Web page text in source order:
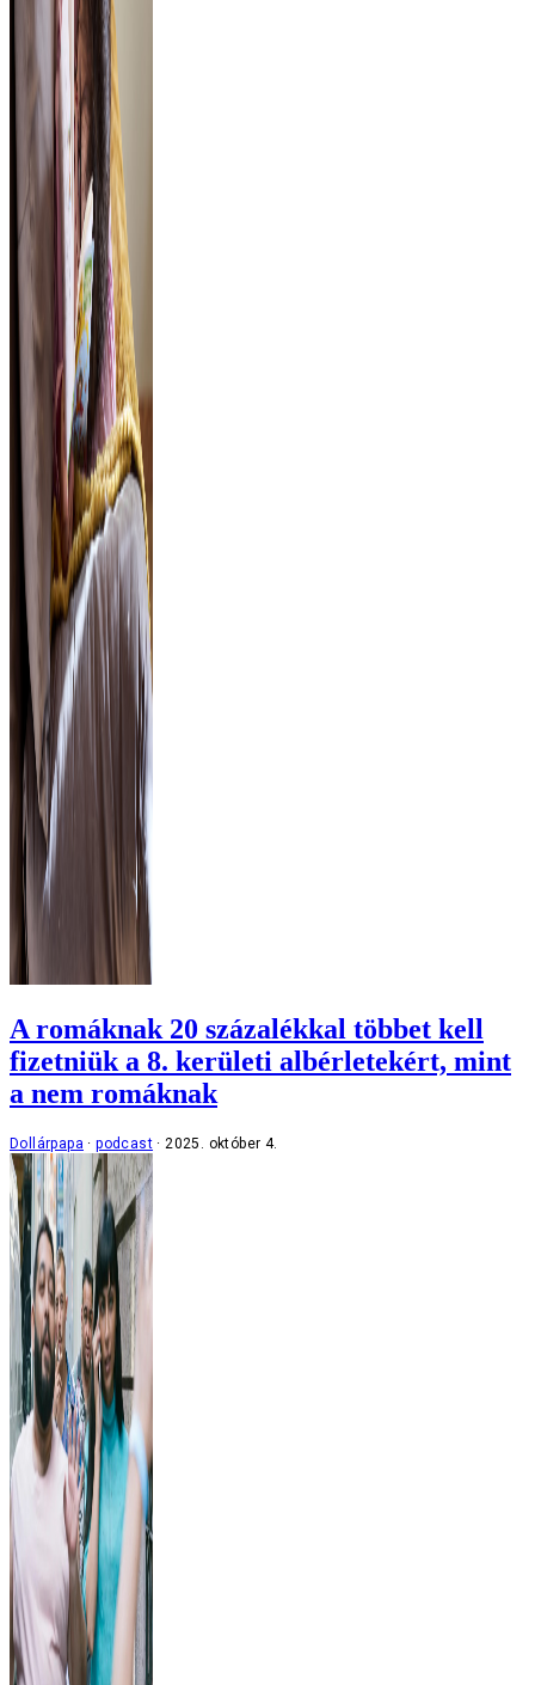
A romáknak 20 százalékkal többet kell
fizetniük a 8. kerületi albérletekért, mint
a nem romáknak
Dollárpapa podcast 2025. október 4.